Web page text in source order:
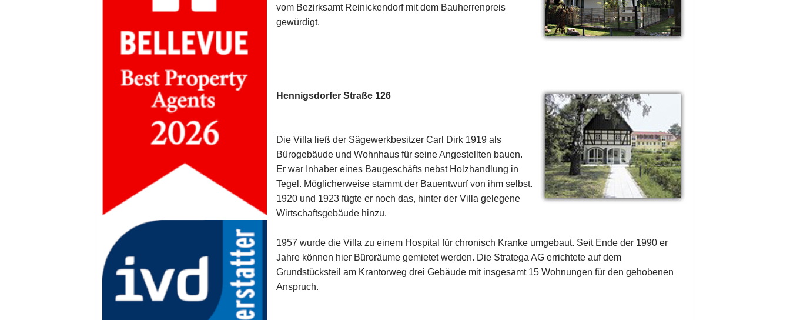
vom Bezirksamt Reinickendorf mit dem Bauherrenpreis
gewürdigt.
Hennigsdorfer Straße 126
Die Villa ließ der Sägewerkbesitzer Carl Dirk 1919 als
Bürogebäude und Wohnhaus für seine Angestellten bauen.
Er war Inhaber eines Baugeschäfts nebst Holzhandlung in
Tegel. Möglicherweise stammt der Bauentwurf von ihm selbst.
1920 und 1923 fügte er noch das, hinter der Villa gelegene
Wirtschaftsgebäude hinzu.
1957 wurde die Villa zu einem Hospital für chronisch Kranke umgebaut. Seit Ende der 1990 er
Jahre können hier Büroräume gemietet werden. Die Stratega AG errichtete auf dem
Grundstücksteil am Krantorweg drei Gebäude mit insgesamt 15 Wohnungen für den gehobenen
Anspruch.